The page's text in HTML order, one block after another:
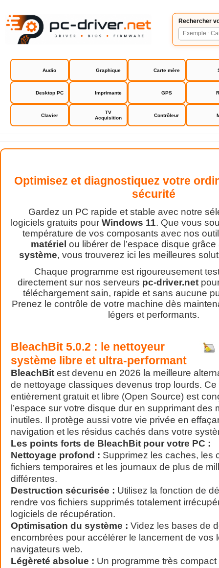
Rechercher
Audio Graphique Carte mère
Desktop PC Imprimante GPS
Clavier
TV
Acquisition
Contrôleur
Optimisez et diagnostiquez votre
sécurité
Gardez un PC rapide et stable avec notre
logiciels gratuits pour Windows 11. Que vous
température de vos composants avec nos
matériel ou libérer de l’espace disque
système, vous trouverez ici les meilleures
Chaque programme est rigoureusement
directement sur nos serveurs pc-driver.net
téléchargement sain, rapide et sans aucune
Prenez le contrôle de votre machine dès
légers et performants.
BleachBit 5.0.2 : le nettoyeur
système libre et ultra-performant
BleachBit est devenu en 2026 la meilleure
de nettoyage classiques devenus trop lourds.
entièrement gratuit et libre (Open Source) est
l’espace sur votre disque dur en supprimant des
inutiles. Il protège aussi votre vie privée en
navigation et les résidus cachés dans votre
Les points forts de BleachBit pour votre PC :
Nettoyage profond : Supprimez les caches, les
fichiers temporaires et les journaux de plus de
différentes.
Destruction sécurisée : Utilisez la fonction de
rendre vos fichiers supprimés totalement
logiciels de récupération.
Optimisation du système : Videz les bases de
encombrées pour accélérer le lancement de vos
navigateurs web.
Légèreté absolue : Un programme très